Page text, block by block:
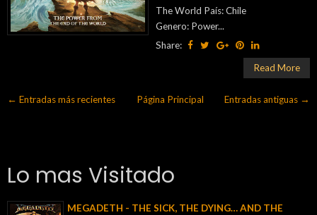
The World País: Chile
Genero: Power...
Share:
Read More
← Entradas más recientes Entradas antiguas →
Página Principal
Lo mas Visitado
MEGADETH - THE SICK, THE DYING… AND THE